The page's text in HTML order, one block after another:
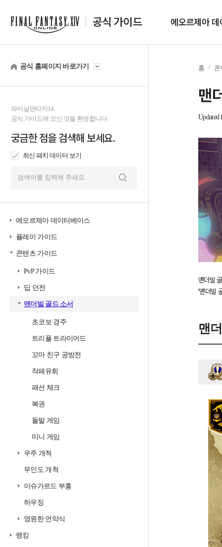
공식 가이드 에오르제아
공식 홈페이지 바로가기
파이널판타지14
공식 가이드에 오신 것을 환영합니다.
궁금한 점을 검색해 보세요.
최신 패치 데이터 보기
에오르제아 데이터베이스
플레이 가이드
콘텐츠 가이드
PvP 가이드
딥 던전
맨더빌 골드 소서
초코보 경주
트리플 트라이어드
꼬마 친구 공방전
작패유희
패션 체크
복권
돌발 게임
미니 게임
우주 개척
무인도 개척
이슈가르드 부흥
하우징
영원한 언약식
랭킹
홈 콘
맨
Updated
맨더빌
'맨더빌
맨